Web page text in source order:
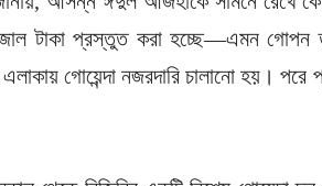
জাল টাকা প্রস্তুত করা হচ্ছে—এমন গোপন
এলাকায় গোয়েন্দা নজরদারি চালানো হয়।